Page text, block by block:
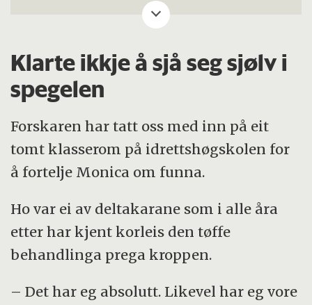
kondisjonsøkter på tredemølle. Det er
viktig å nemne at treningsprogrammet er
designa for forsking. Forskaren vil
understreke viktigheita av
kondisjonstrening kombinert med
styrketrening for denne gruppa.
I ei standardveke var det:
4x4 min intervall måndag (over 90
prosent av makspuls)
Roleg langkøyring 30-40 min (75 prosent
Klarte ikkje å sjå seg sjølv i
spegelen
Forskaren har tatt oss med inn på eit
tomt klasserom på idrettshøgskolen for
å fortelje Monica om funna.
Ho var ei av deltakarane som i alle åra
etter har kjent korleis den tøffe
behandlinga prega kroppen.
– Det har eg absolutt. Likevel har eg vore